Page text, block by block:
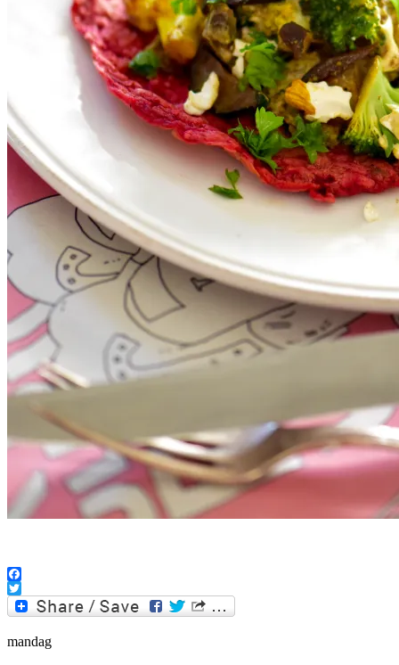
Facebook
Twitter
mandag